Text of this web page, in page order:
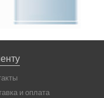
и оплата